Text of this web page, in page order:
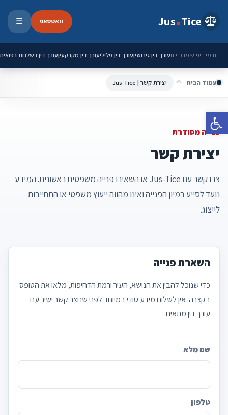
פתח סרגל נגישות
Jus Tice וואטסאפ ☰
תחומי חיפוש מרכזייםעורך דין גירושיןעורך דין פליליעורך דין מקרקעיןעורך דין רשלנות רפואית
עמוד הבית יצירת קשר | Jus-Tice
פנייה מסודרת
יצירת קשר
צרו קשר עם Jus-Tice או השאירו פנייה משפטית ראשונית. המידע
נועד לסייע במיון הפנייה ואינו מהווה ייעוץ משפטי או התחייבות
לייצוג.
השארת פנייה
כדי שנוכל להבין את הנושא, העיר ורמת הדחיפות, מלאו את הטופס
בקצרה. אין לשלוח מידע סודי במיוחד לפני שנוצר קשר ישיר עם
עורך דין מתאים.
Company
שם מלא
טלפון